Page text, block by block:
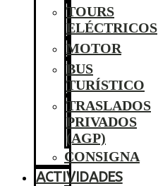
TOURS
ELÉCTRICOS
MOTOR
BUS
TURÍSTICO
TRASLADOS
PRIVADOS
(AGP)
CONSIGNA
ACTIVIDADES